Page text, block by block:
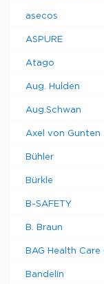
asecos
ASPURE
Atago
Aug. Hulden
Aug.Schwan
Axel von Gunten
Bühler
Bürkle
B-SAFETY
B. Braun
BAG Health Care
Bandelin